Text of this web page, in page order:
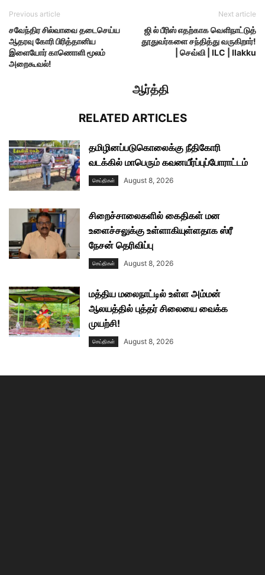
Previous article
சவேந்திர சில்வாவை தடைசெய்ய
ஆதரவு கோரி பிரித்தானிய
இளையோர் காணொளி மூலம்
அறைகூவல்!
Next article
ஜி ல் பீரிஸ் எதற்காக வெளிநாட்டுத்
தூதுவர்களை சந்தித்து வருகிறார்!
| செவ்வி | ILC | Ilakku
ஆர்த்தி
RELATED ARTICLES
தமிழினப்படுகொலைக்கு நீதிகோரி
வடக்கில் மாபெரும் கவனயீர்ப்புப்போராட்டம்
செய்திகள் August 8, 2026
சிறைச்சாலைகளில் கைதிகள் மன
உளைச்சலுக்கு உள்ளாகியுள்ளதாக ஸ்ரீ
நேசன் தெரிவிப்பு
செய்திகள் August 8, 2026
மத்திய மலைநாட்டில் உள்ள அம்மன்
ஆலயத்தில் புத்தர் சிலையை வைக்க
முயற்சி!
செய்திகள் August 8, 2026